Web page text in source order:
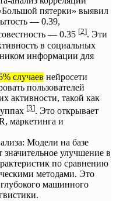
пятерки» выявил
— 0.39,
— 0.35 [2]. Эти
в социальных
информации для
случаев нейросети
пользователей
активности, такой как
[3]. Это открывает
маркетинга и
Модели на базе
улучшение в
по сравнению
методами. Это
машинного